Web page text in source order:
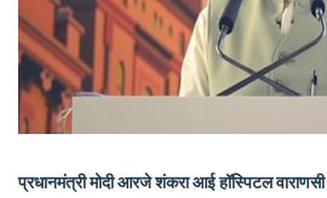
प्रधानमंत्री मोदीआरजे शंकरा आई हॉस्पिटलवाराणसी